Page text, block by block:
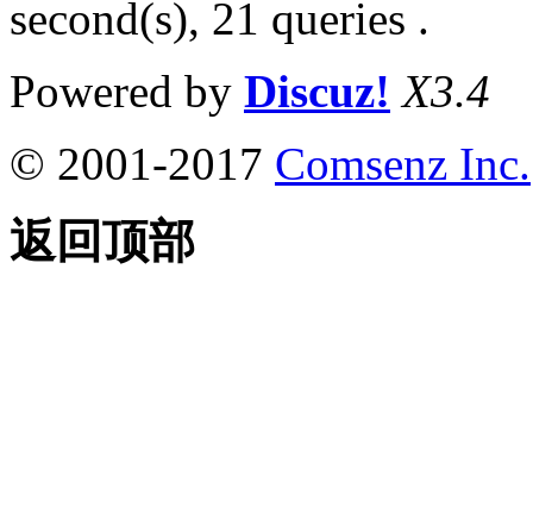
second(s), 21 queries .
Powered by Discuz! X3.4
© 2001-2017 Comsenz Inc.
返回顶部